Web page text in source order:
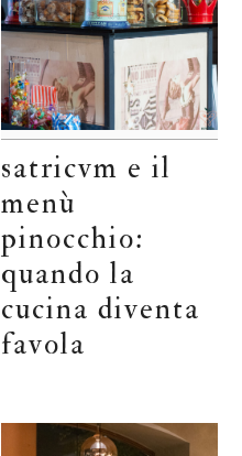
satricvm e il
menù
pinocchio:
quando la
cucina diventa
favola